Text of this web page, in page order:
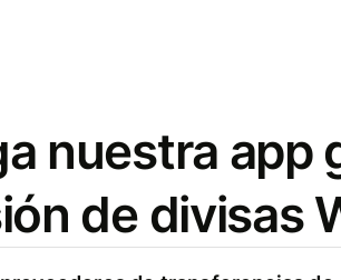
nuestra app
de divisas